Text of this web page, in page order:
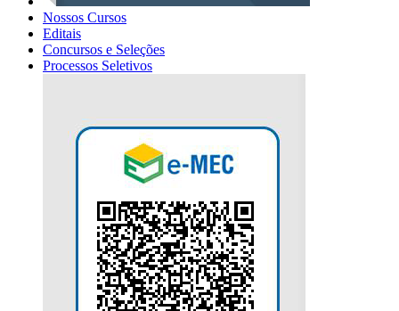
Nossos Cursos
Editais
Concursos e Seleções
Processos Seletivos